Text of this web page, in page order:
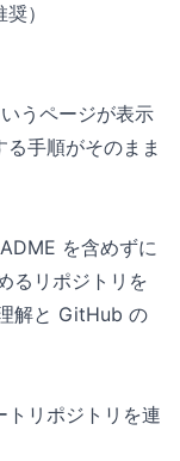
）
うページが表示
手順がそのまま
を含めずに
るリポジトリを
解と GitHub の
リポジトリを連